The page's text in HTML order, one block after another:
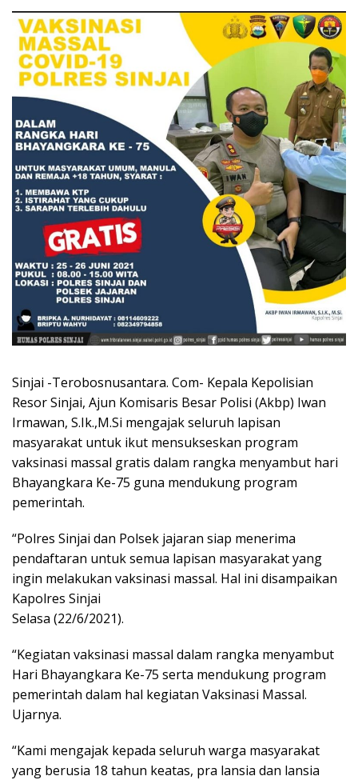
Sinjai -Terobosnusantara. Com- Kepala Kepolisian
Resor Sinjai, Ajun Komisaris Besar Polisi (Akbp) Iwan
Irmawan, S.Ik.,M.Si mengajak seluruh lapisan
masyarakat untuk ikut mensukseskan program
vaksinasi massal gratis dalam rangka menyambut hari
Bhayangkara Ke-75 guna mendukung program
pemerintah.
“Polres Sinjai dan Polsek jajaran siap menerima
pendaftaran untuk semua lapisan masyarakat yang
ingin melakukan vaksinasi massal. Hal ini disampaikan
Kapolres Sinjai
Selasa (22/6/2021).
“Kegiatan vaksinasi massal dalam rangka menyambut
Hari Bhayangkara Ke-75 serta mendukung program
pemerintah dalam hal kegiatan Vaksinasi Massal.
Ujarnya.
“Kami mengajak kepada seluruh warga masyarakat
yang berusia 18 tahun keatas, pra lansia dan lansia